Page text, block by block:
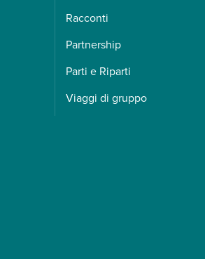
Racconti
Partnership
Parti e Riparti
Viaggi di gruppo